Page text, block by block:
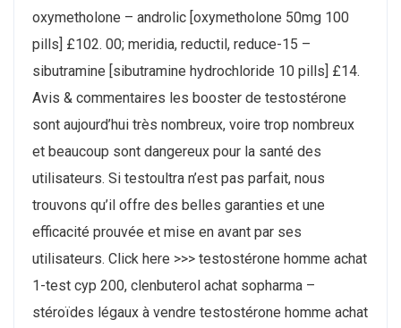
oxymetholone – androlic [oxymetholone 50mg 100
pills] £102. 00; meridia, reductil, reduce-15 –
sibutramine [sibutramine hydrochloride 10 pills] £14.
Avis & commentaires les booster de testostérone
sont aujourd’hui très nombreux, voire trop nombreux
et beaucoup sont dangereux pour la santé des
utilisateurs. Si testoultra n’est pas parfait, nous
trouvons qu’il offre des belles garanties et une
efficacité prouvée et mise en avant par ses
utilisateurs. Click here >>> testostérone homme achat
1-test cyp 200, clenbuterol achat sopharma –
stéroïdes légaux à vendre testostérone homme achat